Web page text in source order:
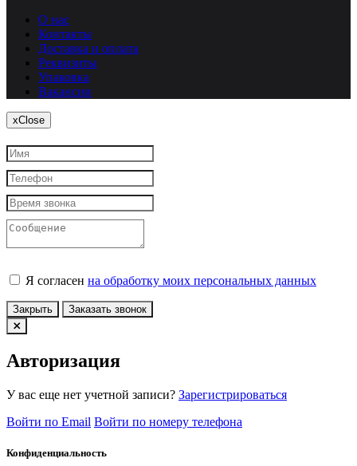
О нас
Контакты
Доставка и оплата
Реквизиты
Упаковка
Вакансии
xClose
Я согласен на обработку моих персональных данных
Закрыть Заказать звонок
Авторизация
У вас еще нет учетной записи? Зарегистрироваться
Войти по Email Войти по номеру телефона
Конфиденциальность